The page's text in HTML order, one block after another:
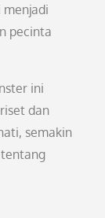
pecinta
ini
dan
semakin